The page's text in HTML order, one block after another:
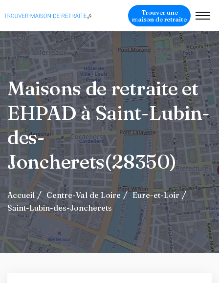
Trouver une
maison de retraite
Maisons de retraite et
EHPAD à Saint-Lubin-
des-
Joncherets(28350)
Accueil Centre-Val de Loire
Eure-et-Loir
Saint-Lubin-des-Joncherets